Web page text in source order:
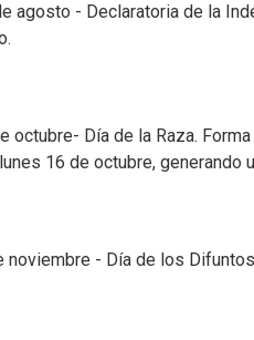
agosto - Declaratoria de la
octubre- Día de la Raza.
16 de octubre, generando
- Día de los